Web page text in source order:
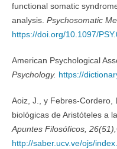
functional somatic
analysis. Psychosomatic
https://doi.org/10.1097/
American Psychological
Psychology. https://
Aoiz, J., y Febres-Cordero,
biológicas de Aristóteles a
Apuntes Filosóficos, 26(51),
http://saber.ucv.ve/ojs/